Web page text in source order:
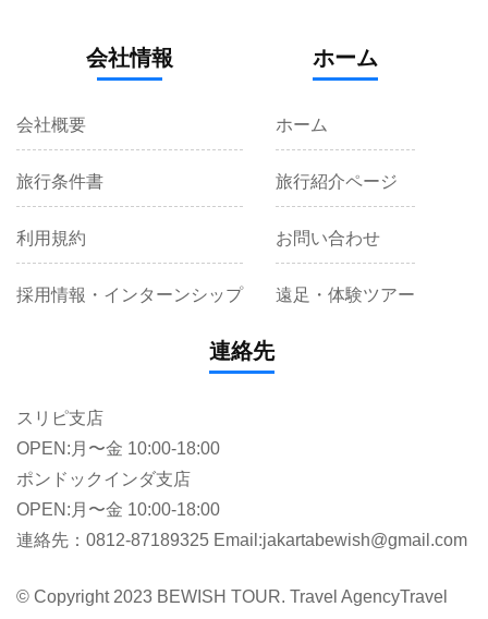
会社情報
会社概要
旅行条件書
利用規約
採用情報・インターンシップ
ホーム
ホーム
旅行紹介ページ
お問い合わせ
遠足・体験ツアー
連絡先
スリピ支店
OPEN:月〜金 10:00-18:00
ポンドックインダ支店
OPEN:月〜金 10:00-18:00
連絡先：0812-87189325 Email:jakartabewish@gmail.com
© Copyright 2023 BEWISH TOUR. Travel AgencyTravel